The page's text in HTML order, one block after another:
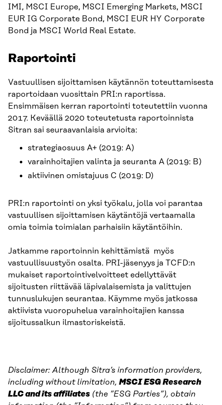
IMI, MSCI Europe, MSCI Emerging Markets, MSCI
EUR IG Corporate Bond, MSCI EUR HY Corporate
Bond ja MSCI World Real Estate.
Raportointi
Vastuullisen sijoittamisen käytännön toteuttamisesta
raportoidaan vuosittain PRI:n raportissa.
Ensimmäisen kerran raportointi toteutettiin vuonna
2017. Keväällä 2020 toteutetusta raportoinnista
Sitran sai seuraavanlaisia arvioita:
strategiaosuus A+ (2019: A)
varainhoitajien valinta ja seuranta A (2019: B)
aktiivinen omistajuus C (2019: D)
PRI:n raportointi on yksi työkalu, jolla voi parantaa
vastuullisen sijoittamisen käytäntöjä vertaamalla
omia toimia toimialan parhaisiin käytäntöihin.
Jatkamme raportoinnin kehittämistä myös
vastuullisuustyön osalta. PRI-jäsenyys ja TCFD:n
mukaiset raportointivelvoitteet edellyttävät
sijoitusten riittävää läpivalaisemista ja valittujen
tunnuslukujen seurantaa. Käymme myös jatkossa
aktiivista vuoropuhelua varainhoitajien kanssa
sijoitussalkun ilmastoriskeistä.
Disclaimer: Although Sitra’s information providers,
including without limitation, MSCI ESG Research
LLC and its affiliates (the ”ESG Parties”), obtain